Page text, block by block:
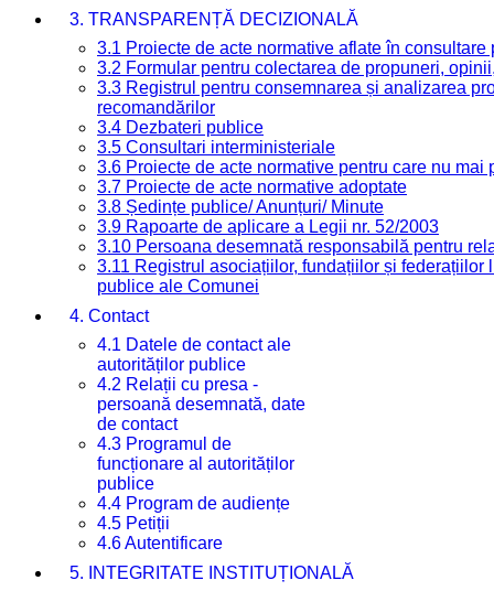
3. TRANSPARENȚĂ DECIZIONALĂ
3.1 Proiecte de acte normative aflate în consultare
3.2 Formular pentru colectarea de propuneri,
3.3 Registrul pentru consemnarea și analizarea
recomandărilor
3.4 Dezbateri publice
3.5 Consultari interministeriale
3.6 Proiecte de acte normative pentru care nu mai
3.7 Proiecte de acte normative adoptate
3.8 Ședințe publice/ Anunțuri/ Minute
3.9 Rapoarte de aplicare a Legii nr. 52/2003
3.10 Persoana desemnată responsabilă pentru
3.11 Registrul asociațiilor, fundațiilor și federațiilor
publice ale Comunei
4. Contact
4.1 Datele de contact ale
autorităților publice
4.2 Relații cu presa -
persoană desemnată, date
de contact
4.3 Programul de
funcționare al autorităților
publice
4.4 Program de audiențe
4.5 Petiții
4.6 Autentificare
5. INTEGRITATE INSTITUȚIONALĂ